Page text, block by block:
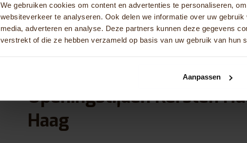
We gebruiken cookies om content en advertenties te personaliseren,
websiteverkeer te analyseren. Ook delen we informatie over uw
media, adverteren en analyse. Deze partners kunnen deze gegevens
verstrekt of die ze hebben verzameld op basis van uw gebruik van hun
Aanpassen
via onderstaande contactgegevens. Een bezoek brengen
ook via de reguliere openingstijden. Deze tref je hieronder.
Dan kan je het beste contact opnemen met jouw gemeente.
OpeningstijdenKersten
Haag